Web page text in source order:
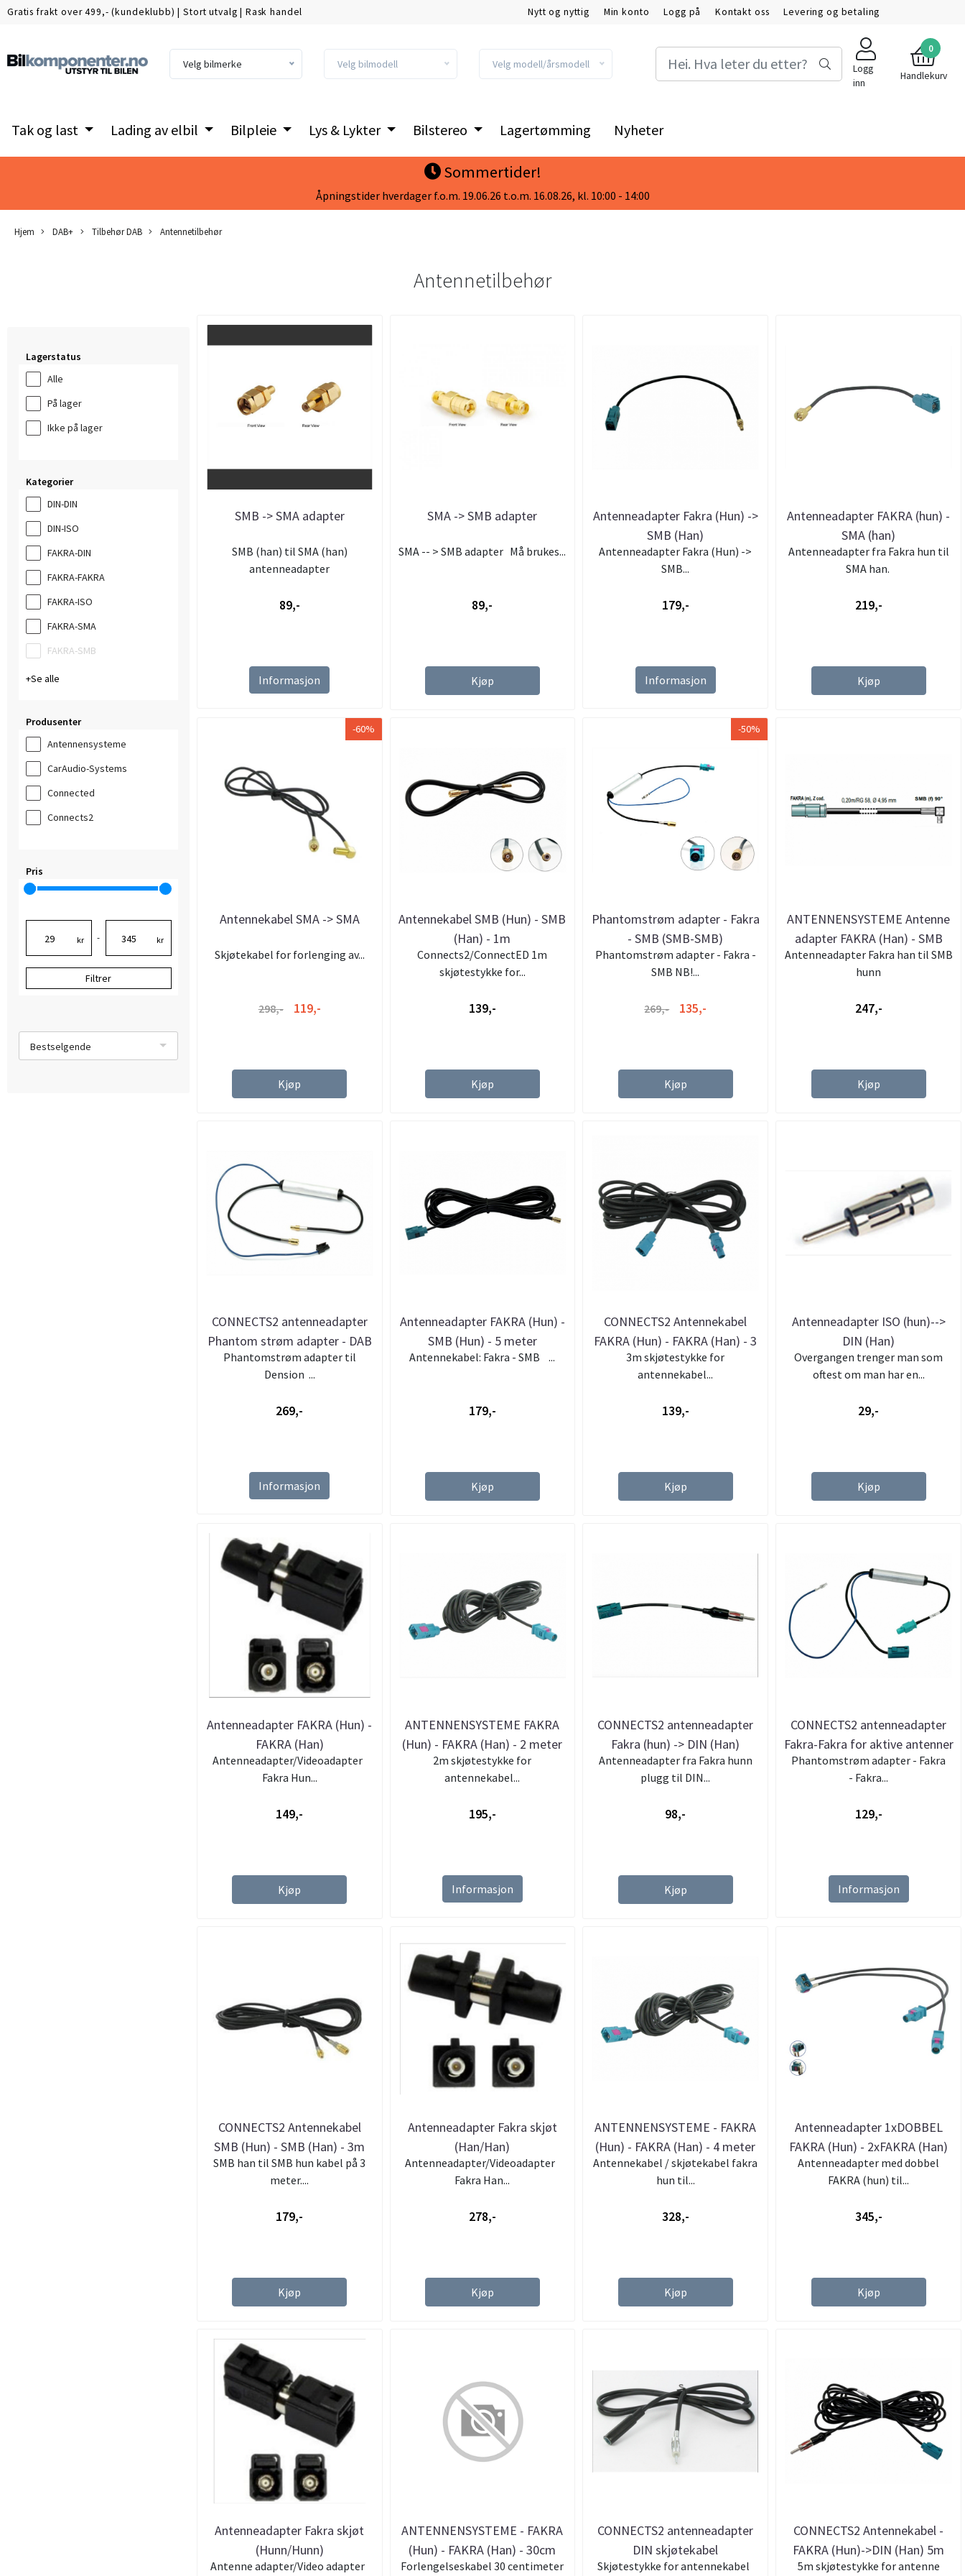
Gratis frakt over 499,- (kundeklubb) |Stort utvalg | Rask handel Nytt og nyttig Min konto Logg på Kontakt oss
Levering og betaling
Velg bilmerke Velg bilmodell Velg modell/årsmodell
Logg
inn
0
Handlekurv
Tak og last Lading av elbil Bilpleie Lys & Lykter Bilstereo Lagertømming Nyheter
Sommertider!
Åpningstider hverdager f.o.m. 19.06.26 t.o.m. 16.08.26, kl. 10:00 - 14:00
Hjem DAB+ Tilbehør DAB Antennetilbehør
Antennetilbehør
Lagerstatus
Alle
På lager
Ikke på lager
Kategorier
DIN-DIN
DIN-ISO
FAKRA-DIN
FAKRA-FAKRA
FAKRA-ISO
FAKRA-SMA
FAKRA-SMB
Se alle
Produsenter
Antennensysteme
CarAudio-Systems
Connected
Connects2
Pris
kr - kr
Filtrer
Bestselgende
SMB -> SMA adapter
SMB (han) til SMA (han)
antenneadapter
89,-
Informasjon
SMA -> SMB adapter
SMA -- > SMB adapter Må brukes...
89,-
Kjøp
Antenneadapter Fakra (Hun) ->
SMB (Han)
Antenneadapter Fakra (Hun) ->
SMB...
179,-
Informasjon
Antenneadapter FAKRA (hun) -
SMA (han)
Antenneadapter fra Fakra hun til
SMA han.
219,-
Kjøp
-60%
Antennekabel SMA -> SMA
Skjøtekabel for forlenging av...
298,- 119,-
Kjøp
Antennekabel SMB (Hun) - SMB
(Han) - 1m
Connects2/ConnectED 1m
skjøtestykke for...
139,-
Kjøp
-50%
Phantomstrøm adapter - Fakra
- SMB (SMB-SMB)
Phantomstrøm adapter - Fakra -
SMB NB!...
269,- 135,-
Kjøp
ANTENNENSYSTEME Antenne
adapter FAKRA (Han) - SMB
(Hun)
Antenneadapter Fakra han til SMB
hunn
247,-
Kjøp
CONNECTS2 antenneadapter
Phantom strøm adapter - DAB
Phantomstrøm adapter til
Dension ...
269,-
Informasjon
Antenneadapter FAKRA (Hun) -
SMB (Hun) - 5 meter
Antennekabel: Fakra - SMB ...
179,-
Kjøp
CONNECTS2 Antennekabel
FAKRA (Hun) - FAKRA (Han) - 3
meter
3m skjøtestykke for
antennekabel...
139,-
Kjøp
Antenneadapter ISO (hun)-->
DIN (Han)
Overgangen trenger man som
oftest om man har en...
29,-
Kjøp
Antenneadapter FAKRA (Hun) -
FAKRA (Han)
Antenneadapter/Videoadapter
Fakra Hun...
149,-
Kjøp
ANTENNENSYSTEME FAKRA
(Hun) - FAKRA (Han) - 2 meter
2m skjøtestykke for
antennekabel...
195,-
Informasjon
CONNECTS2 antenneadapter
Fakra (hun) -> DIN (Han)
Antenneadapter fra Fakra hunn
plugg til DIN...
98,-
Kjøp
CONNECTS2 antenneadapter
Fakra-Fakra for aktive antenner
Phantomstrøm adapter - Fakra
- Fakra...
129,-
Informasjon
CONNECTS2 Antennekabel
SMB (Hun) - SMB (Han) - 3m
SMB han til SMB hun kabel på 3
meter....
179,-
Kjøp
Antenneadapter Fakra skjøt
(Han/Han)
Antenneadapter/Videoadapter
Fakra Han...
278,-
Kjøp
ANTENNENSYSTEME - FAKRA
(Hun) - FAKRA (Han) - 4 meter
Antennekabel / skjøtekabel fakra
hun til...
328,-
Kjøp
Antenneadapter 1xDOBBEL
FAKRA (Hun) - 2xFAKRA (Han)
Antenneadapter med dobbel
FAKRA (hun) til...
345,-
Kjøp
Antenneadapter Fakra skjøt
(Hunn/Hunn)
Antenne adapter/Video adapter
ANTENNENSYSTEME - FAKRA
(Hun) - FAKRA (Han) - 30cm
Forlengelseskabel 30 centimeter
CONNECTS2 antenneadapter
DIN skjøtekabel
Skjøtestykke for antennekabel
CONNECTS2 Antennekabel -
FAKRA (Hun)->DIN (Han) 5m
5m skjøtestykke for antenne